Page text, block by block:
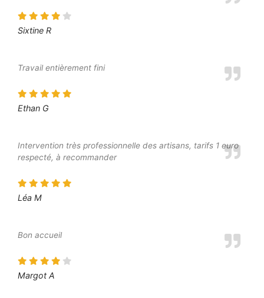
Sixtine R
Travail entièrement fini
Ethan G
Intervention très professionnelle des artisans, tarifs 1 euro
respecté, à recommander
Léa M
Bon accueil
Margot A